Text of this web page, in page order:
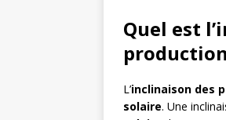
Quel est
L’inclinaison des
solaire. Une